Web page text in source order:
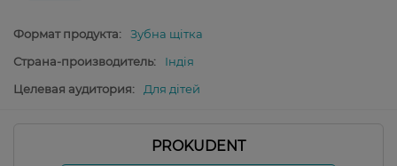
Формат продукта:
Зубна щітка
Страна-производитель:
Індія
Целевая аудитория:
Для дітей
PROKUDENT